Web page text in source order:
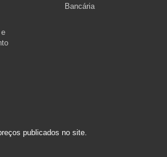
publicados no site.